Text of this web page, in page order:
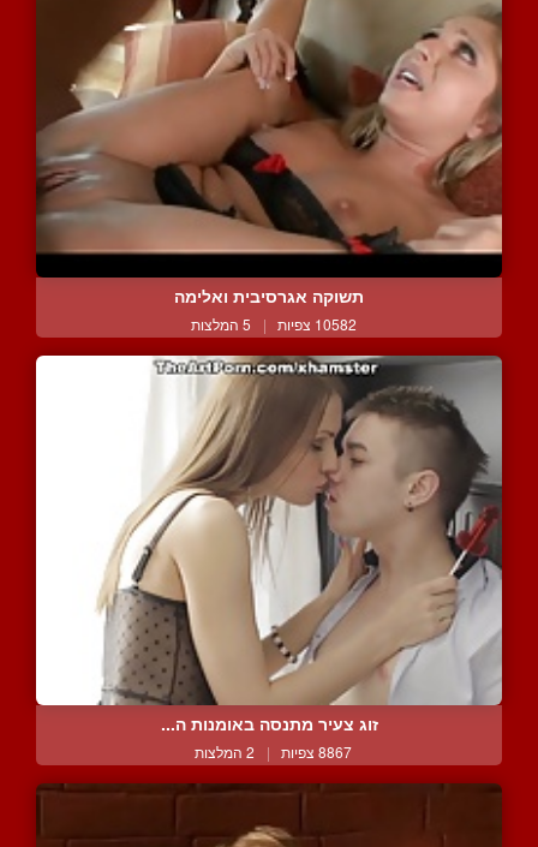
תשוקה אגרסיבית ואלימה
10582 צפיות | 5 המלצות
זוג צעיר מתנסה באומנות ה...
8867 צפיות | 2 המלצות